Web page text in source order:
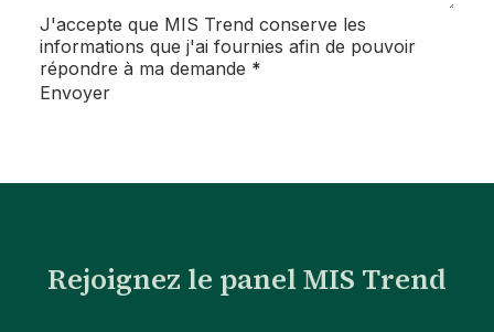
J'accepte que MIS Trend conserve les
informations que j'ai fournies afin de pouvoir
répondre à ma demande *
Envoyer
Rejoignez le panel MIS Trend